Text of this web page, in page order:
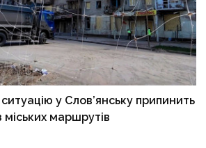
у Слов’янську припинить
маршрутів